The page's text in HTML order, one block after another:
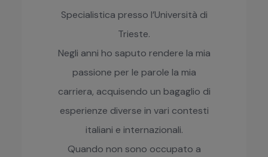
Specialistica presso l’Università di
Trieste.
Negli anni ho saputo rendere la mia
passione per le parole la mia
carriera, acquisendo un bagaglio di
esperienze diverse in vari contesti
italiani e internazionali.
Quando non sono occupato a